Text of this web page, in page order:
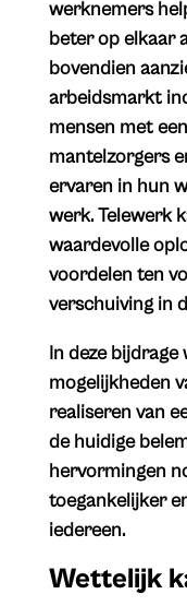
werknemers
beter op elkaar
bovendien
arbeidsmarkt
mensen met
mantelzorgers
ervaren in hun
werk. Telewerk
waardevolle
voordelen ten
verschuiving in
In deze
mogelijkheden
realiseren van
de huidige
hervormingen
toegankelijker
iedereen.
Wettelijk